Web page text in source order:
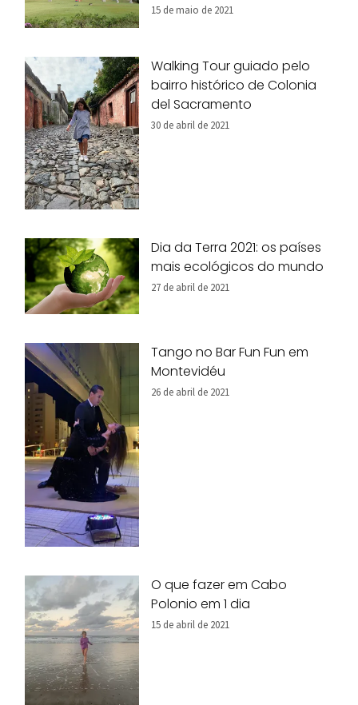
15 de maio de 2021
Walking Tour guiado pelo
bairro histórico de Colonia
del Sacramento
30 de abril de 2021
Dia da Terra 2021: os países
mais ecológicos do mundo
27 de abril de 2021
Tango no Bar Fun Fun em
Montevidéu
26 de abril de 2021
O que fazer em Cabo
Polonio em 1 dia
15 de abril de 2021